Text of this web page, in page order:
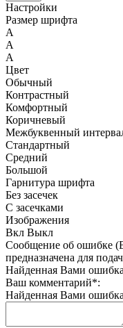
Настройки
Размер шрифта
A
A
A
Цвет
Обычный
Контрастный
Комфортный
Коричневый
Межбуквенный
Стандартный
Средний
Большой
Гарнитура шрифта
Без засечек
С засечками
Изображения
Вкл Выкл
Сообщение об
предназначена для
Найденная Вами ошибка
Ваш комментарий*:
Найденная Вами ошибка